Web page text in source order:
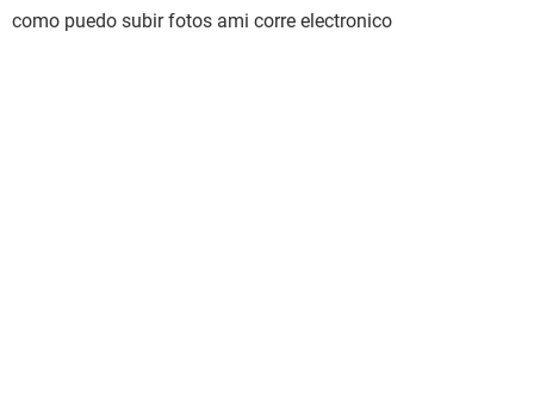
como puedo subir fotos ami corre electronico